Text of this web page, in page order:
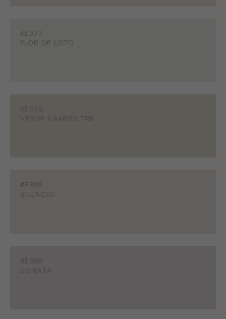
#E377
FLOR DE LOTO
#E379
VERDE CAMPESTRE
#E385
SILENCIO
#E388
SONATA